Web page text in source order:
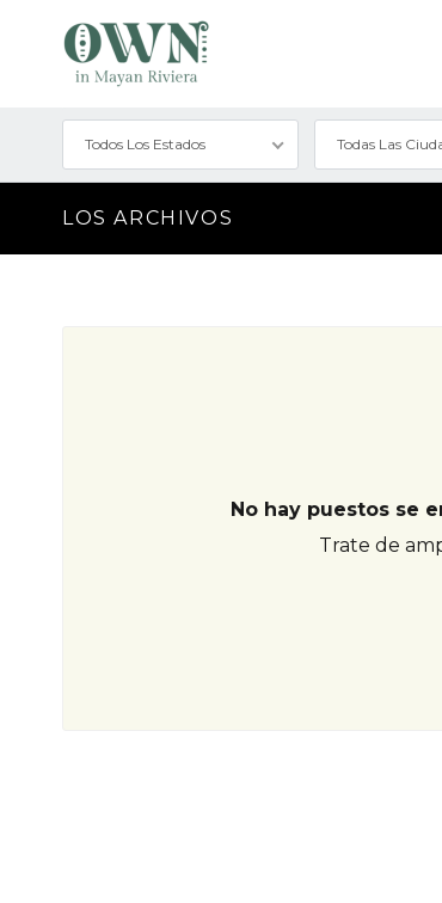
Todos Los Estados Todas Las
LOS ARCHIVOS
No hay puestos se
Trate de